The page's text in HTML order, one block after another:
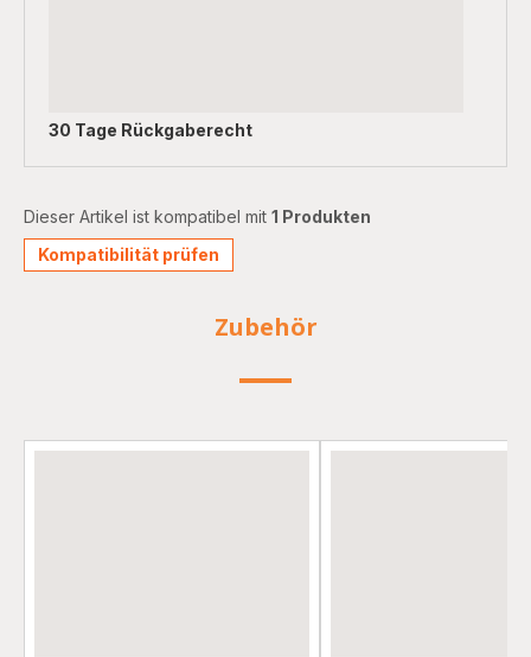
30 Tage Rückgaberecht
Dieser Artikel ist kompatibel mit 1 Produkten
Kompatibilität prüfen
Zubehör